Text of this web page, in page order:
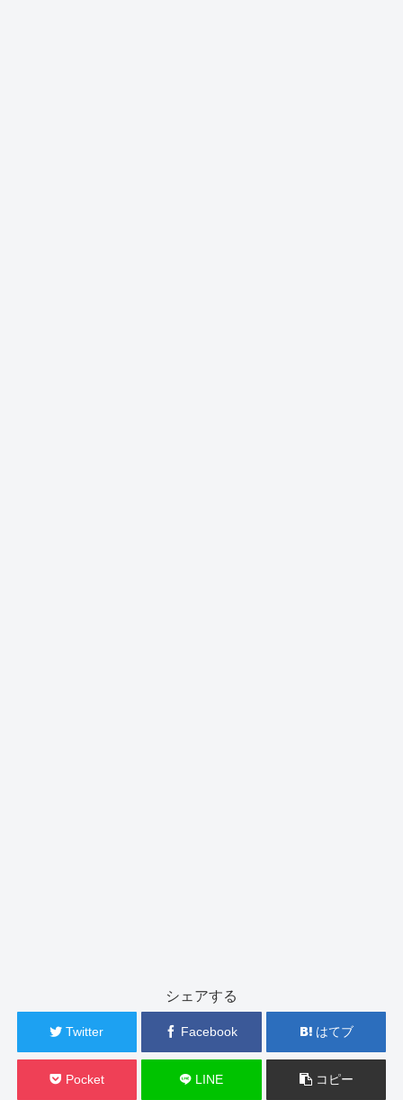
シェアする
Twitter Facebook はてブ
Pocket LINE コピー